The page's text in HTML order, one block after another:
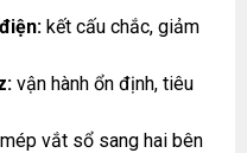
kết cấu chắc, giảm
vận hành ổn định, tiêu
vắt sổ sang hai bên